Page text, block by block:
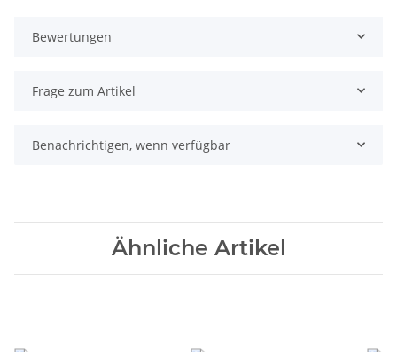
Bewertungen
Frage zum Artikel
Benachrichtigen, wenn verfügbar
Ähnliche Artikel